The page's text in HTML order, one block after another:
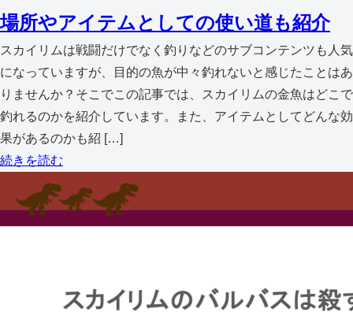
場所やアイテムとしての使い道も紹介
スカイリムは戦闘だけでなく釣りなどのサブコンテンツも人気
になっていますが、目的の魚が中々釣れないと感じたことはあ
りませんか？そこでこの記事では、スカイリムの金魚はどこで
釣れるのかを紹介しています。また、アイテムとしてどんな効
果があるのかも紹 […]
続きを読む